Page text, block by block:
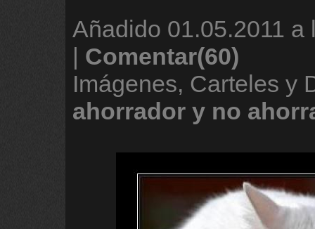
Añadido 01.05.2011 a
| Comentar(60)
Imágenes, Carteles y
ahorrador y no